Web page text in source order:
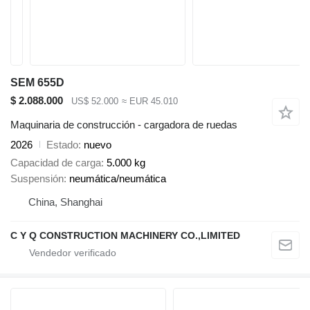
SEM 655D
$ 2.088.000
US$ 52.000 ≈ EUR 45.010
Maquinaria de construcción - cargadora de ruedas
2026
Estado nuevo
Capacidad de carga 5.000 kg
Suspensión neumática/neumática
China, Shanghai
C Y Q CONSTRUCTION MACHINERY CO.,LIMITED